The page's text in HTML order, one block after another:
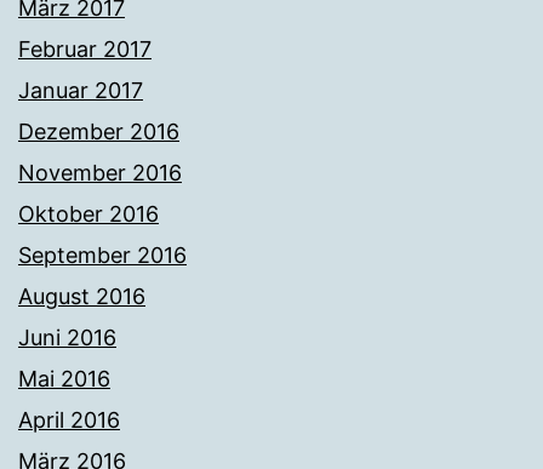
März 2017
Februar 2017
Januar 2017
Dezember 2016
November 2016
Oktober 2016
September 2016
August 2016
Juni 2016
Mai 2016
April 2016
März 2016